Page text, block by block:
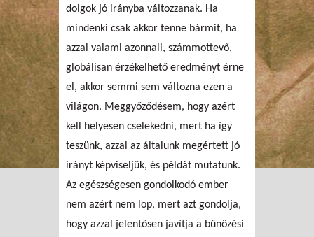
dolgok jó irányba változzanak. Ha
mindenki csak akkor tenne bármit, ha
azzal valami azonnali, számmottevő,
globálisan érzékelhető eredményt érne
el, akkor semmi sem változna ezen a
világon. Meggyőződésem, hogy azért
kell helyesen cselekedni, mert ha így
teszünk, azzal az általunk megértett jó
irányt képviseljük, és példát mutatunk.
Az egészségesen gondolkodó ember
nem azért nem lop, mert azt gondolja,
hogy azzal jelentősen javítja a bűnözési